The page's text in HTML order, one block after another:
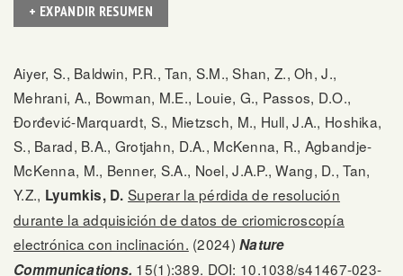
+ EXPANDIR RESUMEN
Aiyer, S., Baldwin, P.R., Tan, S.M., Shan, Z., Oh, J.,
Mehrani, A., Bowman, M.E., Louie, G., Passos, D.O.,
Đorđević-Marquardt, S., Mietzsch, M., Hull, J.A., Hoshika,
S., Barad, B.A., Grotjahn, D.A., McKenna, R., Agbandje-
McKenna, M., Benner, S.A., Noel, J.A.P., Wang, D., Tan,
Y.Z., Lyumkis, D. Superar la pérdida de resolución
durante la adquisición de datos de criomicroscopía
electrónica con inclinación. (2024)Nature
Communications. 15(1):389. DOI: 10.1038/s41467-023-